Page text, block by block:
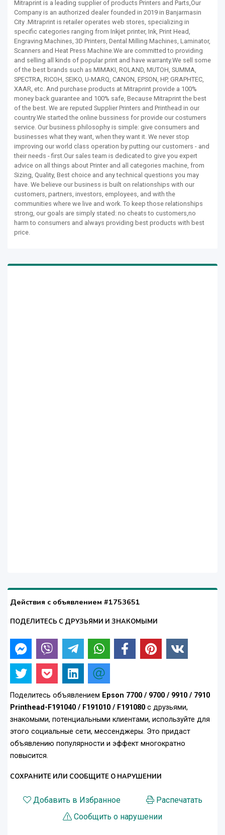
Mitraprint is a leading supplier of products Printers and Parts,Our
Company is an authorized dealer founded in 2019 in Banjarmasin
City .Mitraprint is retailer operates web stores, specializing in
specific categories ranging from Inkjet printer, Ink, Print Head,
Engraving Machines, 3D Printers, Dental Milling Machines, Laminator,
Scanners and Heat Press Machine.We are committed to providing
and selling all kinds of popular print and have warranty.We sell some
of the best brands such as MIMAKI, ROLAND, MUTOH, SUMMA,
SPECTRA, RICOH, SEIKO, U-MARQ, CANON, EPSON, HP, GRAPHTEC,
XAAR, etc. And purchase products at Mitraprint provide a 100%
money back guarantee and 100% safe, Because Mitraprint the best
of the best. We are reputed Supplier Printers and Printhead in our
country.We started the online bussiness for provide our costumers
service. Our business philosophy is simple: give consumers and
businesses what they want, when they want it. We never stop
improving our world class operation by putting our customers - and
their needs - first.Our sales team is dedicated to give you expert
advice on all things about Printer and all categories machine, from
Sizing, Quality, Best choice and any technical questions you may
have. We believe our business is built on relationships with our
customers, partners, investors, employees, and with the
communities where we live and work. To keep those relationships
strong, our goals are simply stated: no cheats to customers,no
harm to consumers and always providing best products with best
price.
Действия с объявлением #1753651
ПОДЕЛИТЕСЬ С ДРУЗЬЯМИ И ЗНАКОМЫМИ
Поделитесь объявлением Epson 7700 / 9700 / 9910 / 7910
Printhead-F191040 / F191010 / F191080 с друзьями,
знакомыми, потенциальными клиентами, используйте для
этого социальные сети, мессенджеры. Это придаст
объявлению популярности и эффект многократно
повысится.
СОХРАНИТЕ ИЛИ СООБЩИТЕ О НАРУШЕНИИ
Добавить в Избранное
Распечатать
Сообщить о нарушении